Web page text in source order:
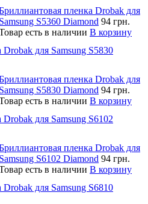
пленка Drobak для
Samsung S5360 Diamond 94 грн.
есть в наличии В корзину
для Samsung S5830
пленка Drobak для
Samsung S5830 Diamond 94 грн.
есть в наличии В корзину
для Samsung S6102
пленка Drobak для
Samsung S6102 Diamond 94 грн.
есть в наличии В корзину
для Samsung S6810